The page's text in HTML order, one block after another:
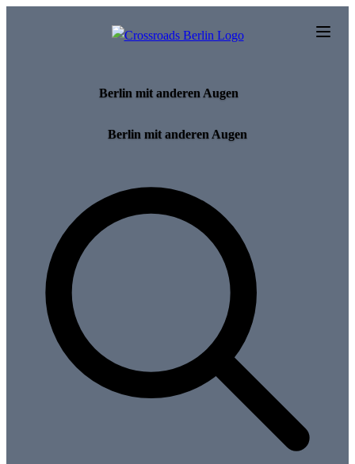
Berlin mit anderen Augen
Berlin mit anderen Augen